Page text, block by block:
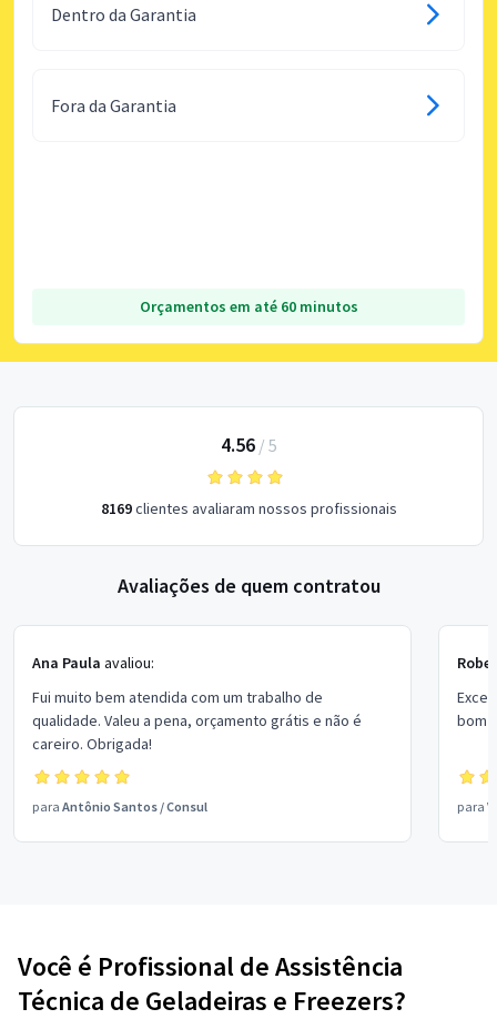
Dentro da Garantia
Fora da Garantia
Orçamentos em até 60 minutos
4.56/ 5
8169clientes avaliaram nossos profissionais
Avaliações de quem contratou
Ana Paula avaliou:
Fui muito bem atendida com um trabalho de
qualidade. Valeu a pena, orçamento grátis e não é
careiro. Obrigada!
para Antônio Santos /Consul
bom
para
Você é Profissional de Assistência
Técnica de Geladeiras e Freezers?